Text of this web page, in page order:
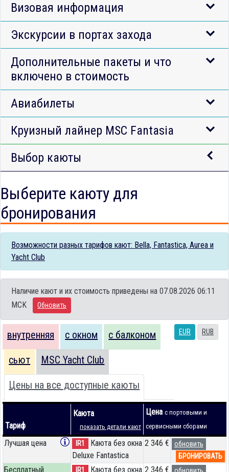
Визовая информация
Экскурсии в портах захода
Дополнительные пакеты и что
включено в стоимость
Авиабилеты
Круизный лайнер MSC Fantasia
Выбор каюты
Выберите каюту для
бронирования
Возможности разных тарифов кают: Bella, Fantastica, Aurea и
Yacht Club
Наличие кают и их стоимость приведены на 07.08.2026 06:11
MCK
Обновить
EUR RUB
внутренняя с окном с балконом
сьют MSC Yacht Club
Цены на все доступные каюты
Тариф
Каюта
показать детали кают
Цена с портовыми и
сервисными сборами
Лучшая цена IR1
Каюта без окна
Deluxe Fantastica
2 346 €
обновить
БРОНИРОВАТЬ
Бесплатный IR1 Каюта без окна 2 346 € обновить